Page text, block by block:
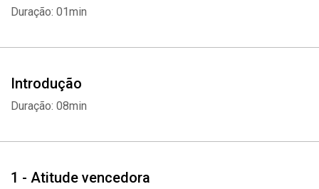
Duração: 01min
Introdução
Duração: 08min
1 - Atitude vencedora